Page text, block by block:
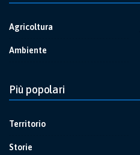
Agricoltura
Ambiente
Più popolari
Territorio
Storie